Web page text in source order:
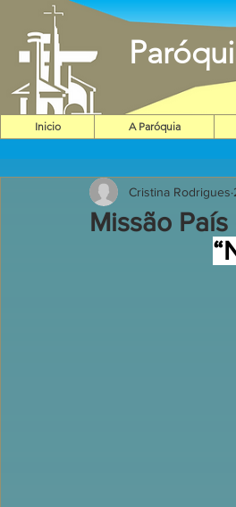
Inicio A Paróquia
Missão
Cristina Rodrigues